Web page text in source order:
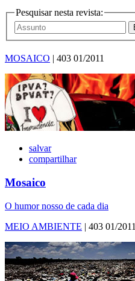
Pesquisar nesta revista:
MOSAICO | 403 01/2011
salvar
compartilhar
Mosaico
O humor nosso de cada dia
MEIO AMBIENTE | 403 01/2011